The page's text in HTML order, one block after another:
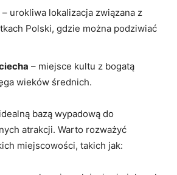
– urokliwa lokalizacja związana z
Polski,​ gdzie⁤ można ‌podziwiać
– miejsce kultu z bogatą
wieków średnich.
⁤bazą wypadową do
atrakcji. ⁣Warto rozważyć‍
miejscowości, takich ‍jak: